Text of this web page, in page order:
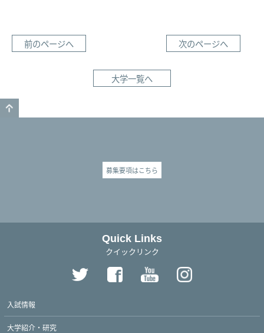
前のページへ 次のページへ
大学一覧へ
募集要項はこちら
Quick Links
クイックリンク
入試情報
大学紹介・研究